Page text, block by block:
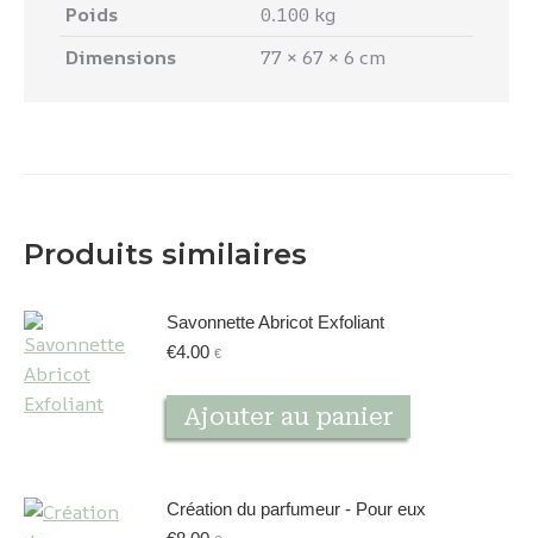
Poids
0.100 kg
Dimensions
77 × 67 × 6 cm
Produits similaires
Savonnette Abricot Exfoliant
€4.00 €
Ajouter au panier
Création du parfumeur - Pour eux